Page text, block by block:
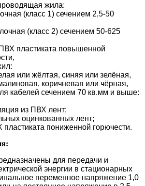
жила:
(класс 1) сечением 2,5-50
(класс 2) сечением 50-625
пластиката повышенной
или жёлтая, синяя или зелёная,
коричневая или чёрная,
кабелей сечением 70 кв.мм и выше:
из ПВХ лент;
оцинкованных лент;
пониженной горючести.
для передачи и
энергии в стационарных
переменное напряжение 1,0